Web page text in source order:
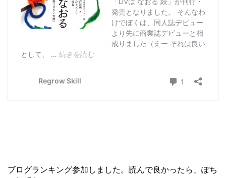
ブログランキング参加しました。読んで良かったら、ぽち